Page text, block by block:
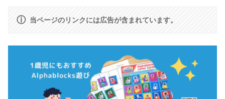
ⓘ 当ページのリンクには広告が含まれています。